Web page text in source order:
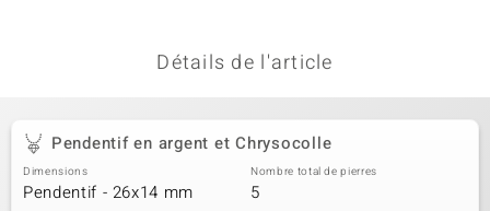
Détails de l'article
Pendentif en argent et Chrysocolle
Dimensions
Pendentif - 26x14 mm
Nombre total de pierres
5